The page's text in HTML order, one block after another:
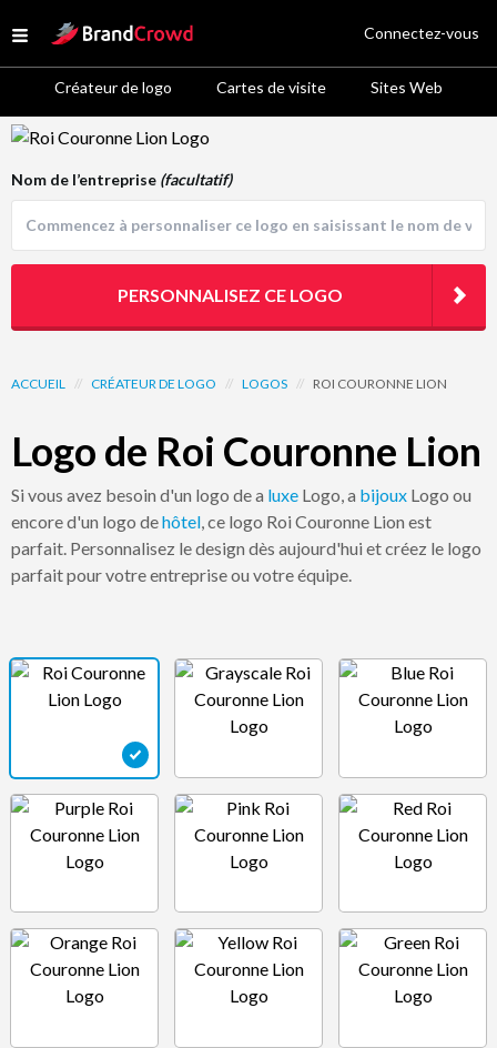
Open menu
Site Logo
Créateur de logo Cartes de visite Sites Web
Connectez-vous
Logo Template Preview
ACCUEIL // CRÉATEUR DE LOGO // LOGOS // ROI COURONNE LION
Logo de Roi Couronne Lion
Si vous avez besoin d'un logo de a luxe Logo, a bijoux Logo ou
encore d'un logo dehôtel, ce logo Roi Couronne Lion est
parfait. Personnalisez le design dès aujourd'hui et créez le logo
parfait pour votre entreprise ou votre équipe.
Nom de l’entreprise (facultatif)
PERSONNALISEZ CE LOGO